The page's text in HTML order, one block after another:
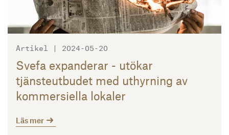
Artikel | 2024-05-20
Svefa expanderar - utökar
tjänsteutbudet med uthyrning av
kommersiella lokaler
Läs mer